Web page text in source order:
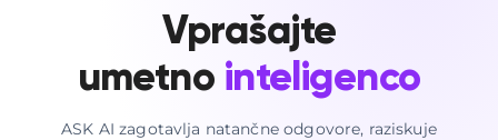
Vprašajte
umetno inteligenco
ASK AI zagotavlja natančne odgovore, raziskuje